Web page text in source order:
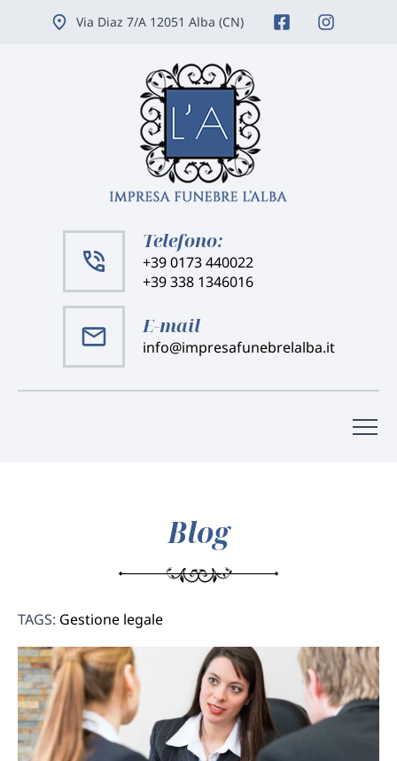
Via Diaz 7/A 12051 Alba (CN)
Telefono:
+39 0173 440022
+39 338 1346016
E-mail
info@impresafunebrelalba.it
Blog
TAGS: Gestione legale